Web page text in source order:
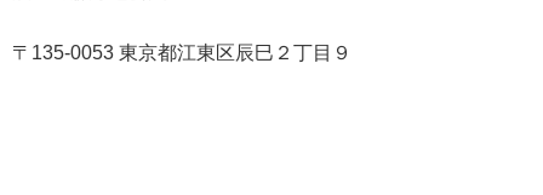
〒135-0053 東京都江東区辰巳２丁目９